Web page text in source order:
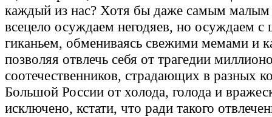
каждый из нас? Хотя бы даже самым малым
всецело осуждаем негодяев, но осуждаем
гиканьем, обмениваясь свежими мемами и
позволяя отвлечь себя от трагедии
соотечественников, страдающих в разных
Большой России от холода, голода и
исключено, кстати, что ради такого